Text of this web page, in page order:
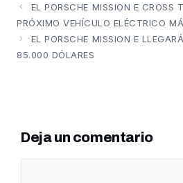
EL PORSCHE MISSION E CROSS
PRÓXIMO VEHÍCULO ELÉCTRICO
EL PORSCHE MISSION E
85.000 DÓLARES
Deja un comentario